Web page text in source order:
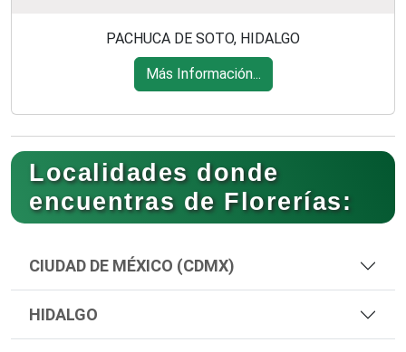
PACHUCA DE SOTO, HIDALGO
Más Información...
Localidades donde
encuentras de Florerías:
CIUDAD DE MÉXICO (CDMX)
HIDALGO